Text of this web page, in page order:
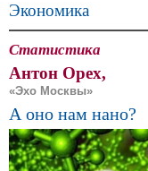
Экономика
Статистика
Антон Орех,
«Эхо Москвы»
А оно нам нано?